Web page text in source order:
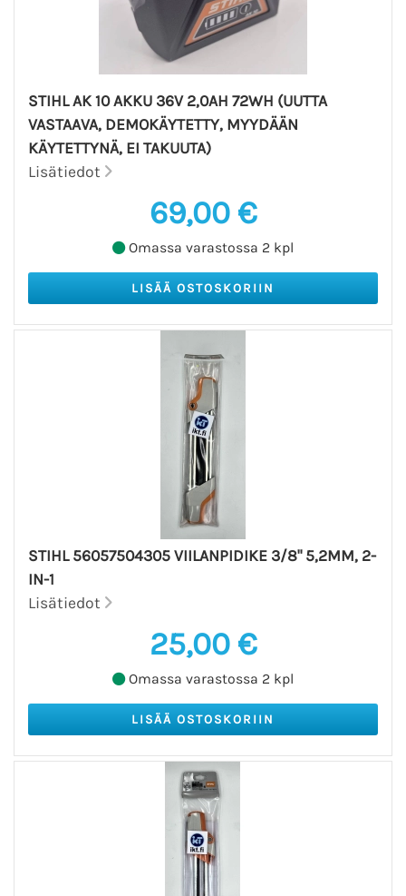
STIHL AK 10 AKKU 36V 2,0AH 72WH (UUTTA
VASTAAVA, DEMOKÄYTETTY, MYYDÄÄN
KÄYTETTYNÄ, EI TAKUUTA)
Lisätiedot
69,00 €
Omassa varastossa 2 kpl
STIHL 56057504305 VIILANPIDIKE 3/8" 5,2MM, 2-
IN-1
Lisätiedot
25,00 €
Omassa varastossa 2 kpl